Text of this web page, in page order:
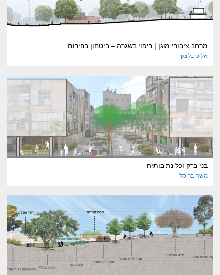
מרחב ציבורי מוגן | ריפוי בשגרה – ביטחון בחירום
אליס בלצקי
בני ברק וכל נתיבותיה
משה ברוסל